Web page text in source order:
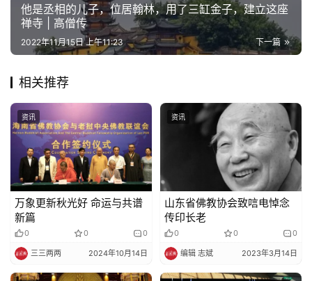
他是丞相的儿子，位居翰林，用了三缸金子，建立这座
禅寺 | 高僧传
下一篇
2022年11月15日 上午11:23
相关推荐
资讯
万象更新秋光好 命运与共谱
新篇
0 0 0
三三两两 2024年10月14日
资讯
山东省佛教协会致唁电悼念
传印长老
0 0 0
编辑 志斌 2023年3月14日